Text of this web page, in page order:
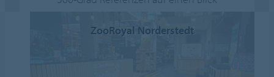
ZooRoyal Norderstedt